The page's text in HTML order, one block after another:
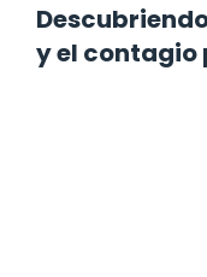
y el contagio